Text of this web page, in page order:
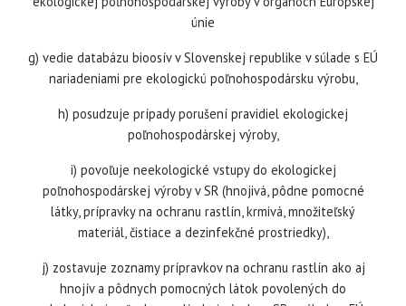
únie
g) vedie databázu bioosív v Slovenskej republike v súlade s EÚ
nariadeniami pre ekologickú poľnohospodársku výrobu,
h) posudzuje prípady porušení pravidiel ekologickej
poľnohospodárskej výroby,
i) povoľuje neekologické vstupy do ekologickej
poľnohospodárskej výroby v SR (hnojivá, pôdne pomocné
látky, prípravky na ochranu rastlín, krmivá, množiteľský
materiál, čistiace a dezinfekčné prostriedky),
j) zostavuje zoznamy prípravkov na ochranu rastlín ako aj
hnojív a pôdnych pomocných látok povolených do